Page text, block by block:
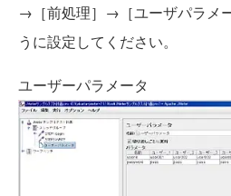
→［前処理］→［ユーザパラメ
うに設定してください。
ユーザーパラメータ